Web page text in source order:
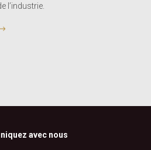
l’industrie.
avec nous